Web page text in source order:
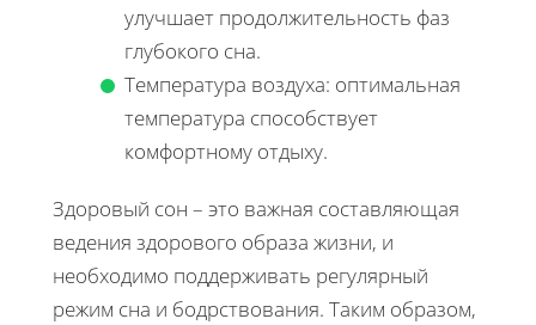
улучшает продолжительность фаз
глубокого сна.
Температура воздуха: оптимальная
температура способствует
комфортному отдыху.
Здоровый сон – это важная составляющая
ведения здорового образа жизни, и
необходимо поддерживать регулярный
режим сна и бодрствования. Таким образом,